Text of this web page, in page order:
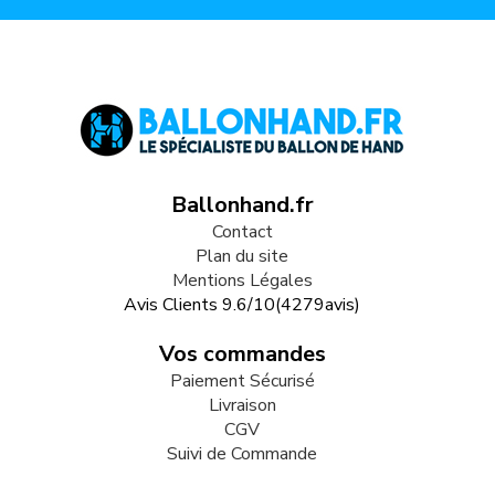
Ballonhand.fr
Contact
Plan du site
Mentions Légales
Avis Clients 9.6/10(4279avis)
Vos commandes
Paiement Sécurisé
Livraison
CGV
Suivi de Commande